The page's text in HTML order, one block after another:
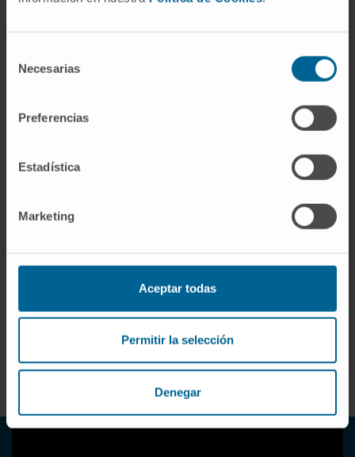
Necesarias
Preferencias
Estadística
Marketing
Aceptar todas
Permitir la selección
Denegar
pequeñas cantidades de huevo o leche
SOLICITE MÁS INFORMACIÓN SOBRE EL TRATAMIENTO DE